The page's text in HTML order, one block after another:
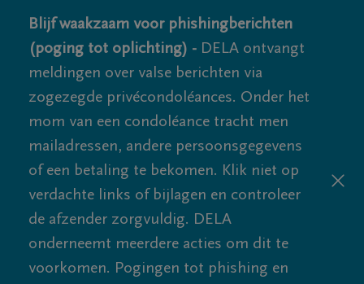
Blijf waakzaam voor phishingberichten
(poging tot oplichting) - DELA ontvangt
meldingen over valse berichten via
zogezegde privécondoléances. Onder het
mom van een condoléance tracht men
mailadressen, andere persoonsgegevens
of een betaling te bekomen. Klik niet op
verdachte links of bijlagen en controleer
de afzender zorgvuldig. DELA
onderneemt meerdere acties om dit te
voorkomen. Pogingen tot phishing en